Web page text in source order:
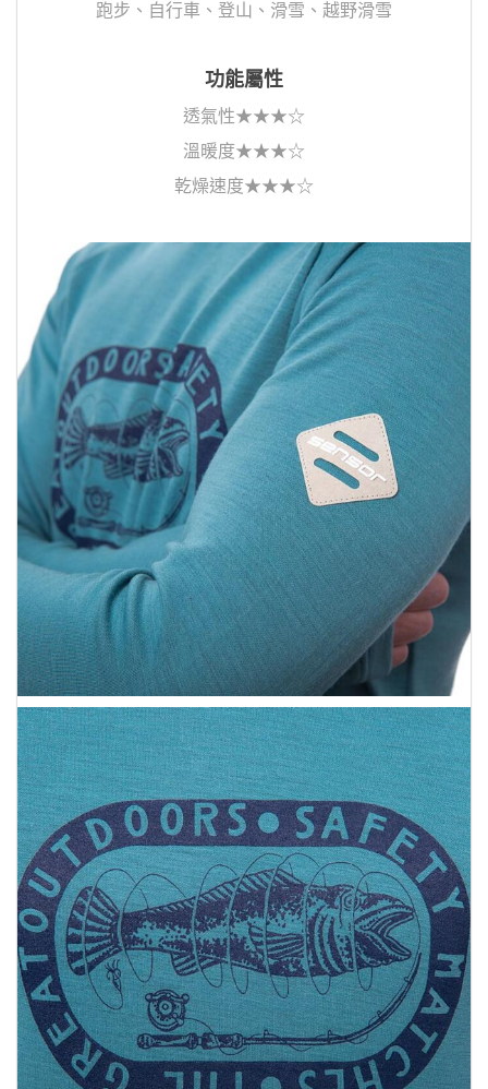
跑步、自行車、登山、滑雪、越野滑雪
功能屬性
透氣性★★★☆
溫暖度★★★☆
乾燥速度★★★☆